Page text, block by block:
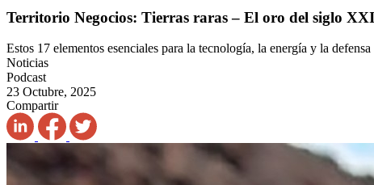
Territorio Negocios: Tierras raras – El oro del siglo XXI
Estos 17 elementos esenciales para la tecnología, la energía y la
Noticias
Podcast
23 Octubre, 2025
Compartir